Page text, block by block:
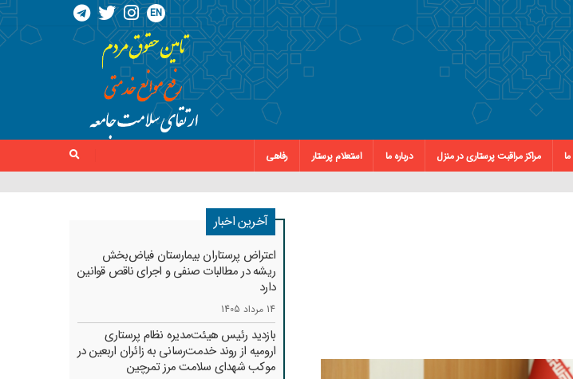
EN
مراکز مراقبت پرستاری در منزل درباره ما استعلام پرستار
رفاهی
آخرین اخبار
اعتراض پرستاران بیمارستان فیاض‌بخش
ریشه در مطالبات صنفی و اجرای ناقص قوانین
دارد
14 مرداد 1405
بازدید رئیس هیئت‌مدیره نظام پرستاری
ارومیه از روند خدمت‌رسانی به زائران اربعین در
موکب شهدای سلامت مرز تمرچین